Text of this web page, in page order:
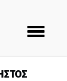
Toggle
navigation